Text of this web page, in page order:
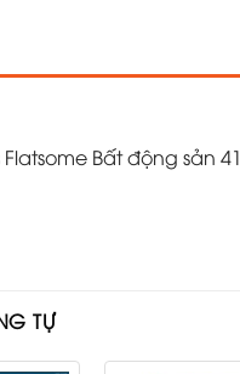
Bất động sản 41
TỰ